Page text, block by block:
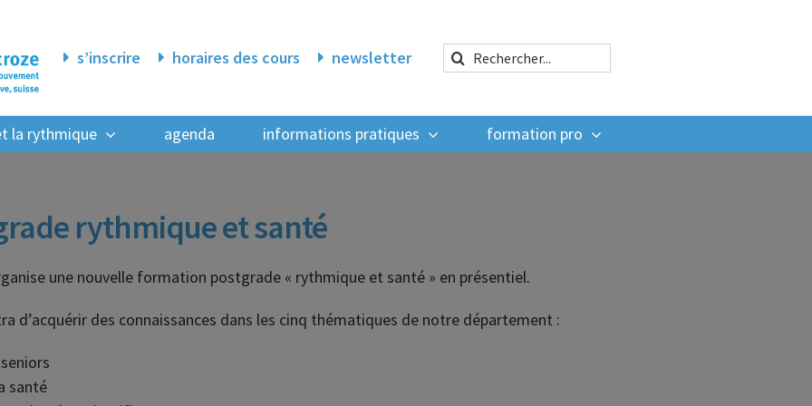
s’inscrire horaires des cours newsletter Rechercher:
la rythmique agenda informations pratiques formation pro
rythmique et santé
une nouvelle formation postgrade « rythmique et santé » en présentiel.
d’acquérir des connaissances dans les cinq thématiques de notre département :
santé